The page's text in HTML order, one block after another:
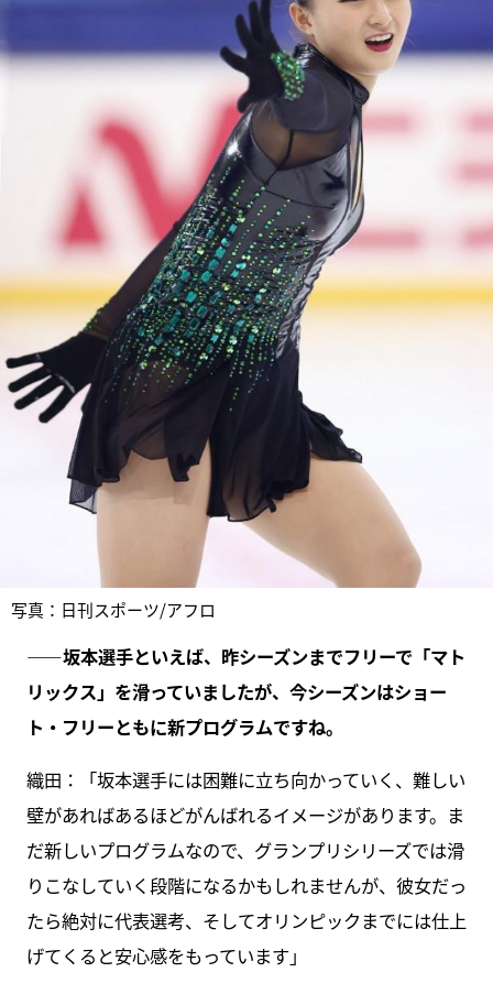
写真：日刊スポーツ/アフロ
――坂本選手といえば、昨シーズンまでフリーで「マト
リックス」を滑っていましたが、今シーズンはショー
ト・フリーともに新プログラムですね。
織田：「坂本選手には困難に立ち向かっていく、難しい
壁があればあるほどがんばれるイメージがあります。ま
だ新しいプログラムなので、グランプリシリーズでは滑
りこなしていく段階になるかもしれませんが、彼女だっ
たら絶対に代表選考、そしてオリンピックまでには仕上
げてくると安心感をもっています」